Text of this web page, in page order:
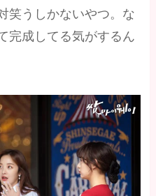
うしかないやつ。な
完成してる気がするん